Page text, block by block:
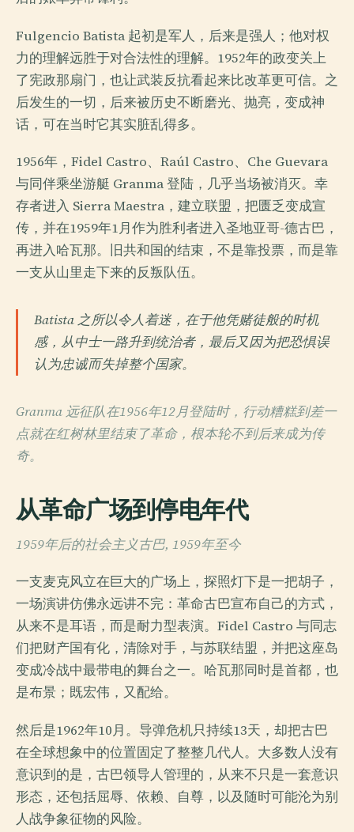
Fulgencio Batista 起初是军人，后来是强人；他对权
力的理解远胜于对合法性的理解。1952年的政变关上
了宪政那扇门，也让武装反抗看起来比改革更可信。之
后发生的一切，后来被历史不断磨光、抛亮，变成神
话，可在当时它其实脏乱得多。
1956年，Fidel Castro、Raúl Castro、Che Guevara
与同伴乘坐游艇 Granma 登陆，几乎当场被消灭。幸
存者进入 Sierra Maestra，建立联盟，把匮乏变成宣
传，并在1959年1月作为胜利者进入圣地亚哥-德古巴，
再进入哈瓦那。旧共和国的结束，不是靠投票，而是靠
一支从山里走下来的反叛队伍。
Batista 之所以令人着迷，在于他凭赌徒般的时机
感，从中士一路升到统治者，最后又因为把恐惧误
认为忠诚而失掉整个国家。
Granma 远征队在1956年12月登陆时，行动糟糕到差一
点就在红树林里结束了革命，根本轮不到后来成为传
奇。
从革命广场到停电年代
1959年后的社会主义古巴, 1959年至今
一支麦克风立在巨大的广场上，探照灯下是一把胡子，
一场演讲仿佛永远讲不完：革命古巴宣布自己的方式，
从来不是耳语，而是耐力型表演。Fidel Castro 与同志
们把财产国有化，清除对手，与苏联结盟，并把这座岛
变成冷战中最带电的舞台之一。哈瓦那同时是首都，也
是布景；既宏伟，又配给。
然后是1962年10月。导弹危机只持续13天，却把古巴
在全球想象中的位置固定了整整几代人。大多数人没有
意识到的是，古巴领导人管理的，从来不只是一套意识
形态，还包括屈辱、依赖、自尊，以及随时可能沦为别
人战争象征物的风险。